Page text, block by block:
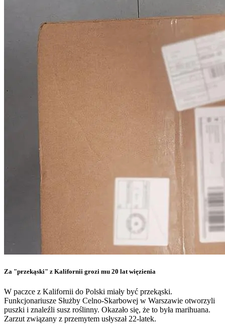
Za "przekąski" z Kalifornii grozi mu 20 lat więzienia
W paczce z Kalifornii do Polski miały być przekąski.
Funkcjonariusze Służby Celno-Skarbowej w Warszawie otworzyli
puszki i znaleźli susz roślinny. Okazało się, że to była marihuana.
Zarzut związany z przemytem usłyszał 22-latek.